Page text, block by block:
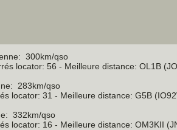
300km/qso
locator: 56 - Meilleure distance: OL1B
283km/qso
locator: 31 - Meilleure distance: G5B
332km/qso
locator: 16 - Meilleure distance: OM3KII